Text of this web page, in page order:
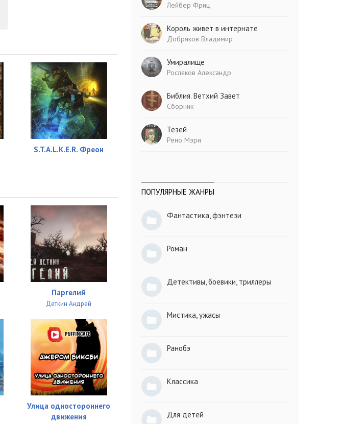
08:00
07:27
19:40
15:12
19:46
25:56
12:48
25:14
10:09
04:53
07:26
10:36
12:23
S.T.A.L.K.E.R. Фреон
Паргелий
Деткин Андрей
Улица одностороннего
движения
Лейбер Фриц
Король живет в интернате
Добряков Владимир
Умиралище
Росляков Александр
Библия. Ветхий Завет
Сборник
Тезей
Рено Мэри
ПОПУЛЯРНЫЕ ЖАНРЫ
Фантастика, фэнтези
Роман
Детективы, боевики, триллеры
Мистика, ужасы
Ранобэ
Классика
Для детей